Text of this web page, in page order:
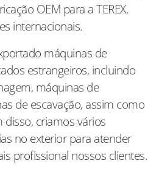
OEM para a TEREX,
internacionais.
máquinas de
estrangeiros, incluindo
máquinas de
de escavação, assim como
criamos vários
no exterior para atender
profissional nossos clientes.